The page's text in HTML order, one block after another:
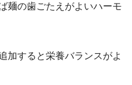
麺の歯ごたえがよいハーモ
加すると栄養バランスがよ